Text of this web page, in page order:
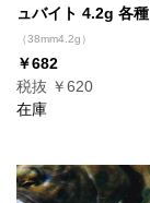
ュバイト 4.2g 各種
（38mm4.2g）
￥682
税抜 ￥620
在庫